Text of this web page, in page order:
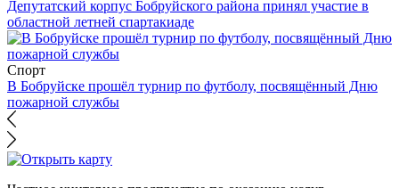
Депутатский корпус Бобруйского района принял участие в
областной летней спартакиаде
Спорт
В Бобруйске прошёл турнир по футболу, посвящённый Дню
пожарной службы